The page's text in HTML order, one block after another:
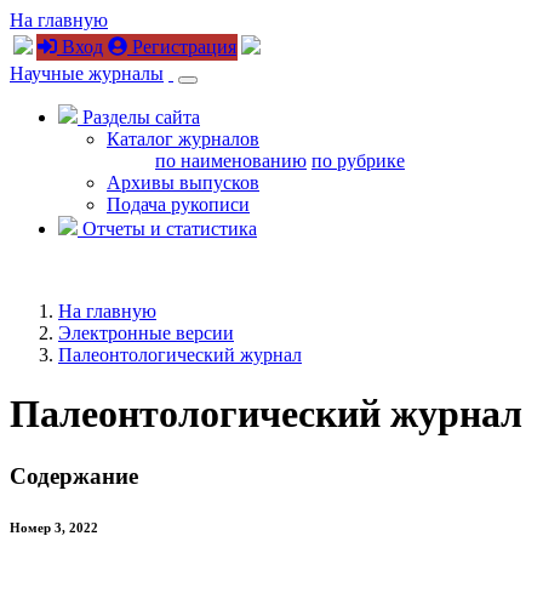
На главную
Вход
Регистрация
Научные журналы
Разделы сайта
Каталог журналов
по наименованию по рубрике
Архивы выпусков
Подача рукописи
Отчеты и статистика
На главную
Электронные версии
Палеонтологический журнал
Палеонтологический журнал
Содержание
Номер 3, 2022